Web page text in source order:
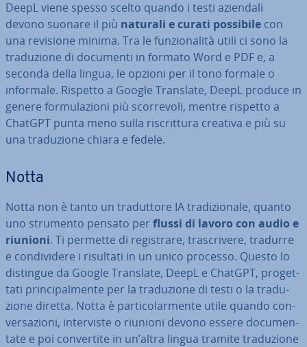
DeepL viene spesso scelto quando i testi aziendali
devono suonare il più naturali e curati possibile con
una revisione minima. Tra le fun­zio­na­li­tà utili ci sono la
tra­du­zio­ne di documenti in formato Word e PDF e, a
seconda della lingua, le opzioni per il tono formale o
informale. Rispetto a Google Translate, DeepL produce in
genere for­mu­la­zio­ni più scor­re­vo­li, mentre rispetto a
ChatGPT punta meno sulla ri­scrit­tu­ra creativa e più su
una tra­du­zio­ne chiara e fedele.
Notta
Notta non è tanto un tra­dut­to­re IA tra­di­zio­na­le, quanto
uno strumento pensato per flussi di lavoro con audio e
riunioni. Ti permette di re­gi­stra­re, tra­scri­ve­re, tradurre
e con­di­vi­de­re i risultati in un unico processo. Questo lo
distingue da Google Translate, DeepL e ChatGPT, pro­get­
ta­ti prin­ci­pal­men­te per la tra­du­zio­ne di testi o la tra­du­
zio­ne diretta. Notta è par­ti­co­lar­men­te utile quando con­
ver­sa­zio­ni, in­ter­vi­ste o riunioni devono essere do­cu­men­
ta­te e poi con­ver­ti­te in un’altra lingua tramite tra­du­zio­ne